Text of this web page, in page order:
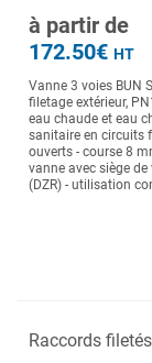
à partir de
172.50€ HT
Vanne 3 voies BUN
filetage extérieur,
eau chaude et eau
sanitaire en circuits
ouverts - course 8
vanne avec siège
(DZR) - utilisation
Raccords